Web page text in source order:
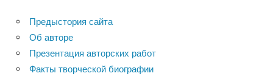
Предыстория сайта
Об авторе
Презентация авторских работ
Факты творческой биографии